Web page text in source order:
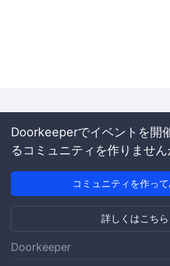
Doorkeeperでイベントを開
るコミュニティを作りません
コミュニティを作って
詳しくはこちら
Doorkeeper